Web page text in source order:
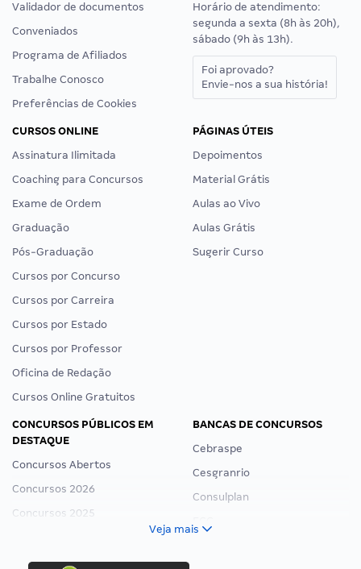
Validador de documentos
Conveniados
Programa de Afiliados
Trabalhe Conosco
Preferências de Cookies
Horário de atendimento:
segunda a sexta (8h às 20h),
sábado (9h às 13h).
Foi aprovado?
Envie-nos a sua história!
CURSOS ONLINE
Assinatura Ilimitada
Coaching para Concursos
Exame de Ordem
Graduação
Pós-Graduação
Cursos por Concurso
Cursos por Carreira
Cursos por Estado
Cursos por Professor
Oficina de Redação
Cursos Online Gratuitos
PÁGINAS ÚTEIS
Depoimentos
Material Grátis
Aulas ao Vivo
Aulas Grátis
Sugerir Curso
CONCURSOS PÚBLICOS EM
DESTAQUE
Concursos Abertos
Concursos 2026
Concursos 2025
Concurso Ibama
BANCAS DE CONCURSOS
Cebraspe
Cesgranrio
Consulplan
Veja mais